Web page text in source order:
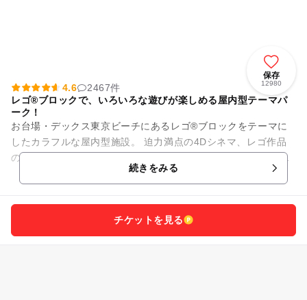
保存
12980
4.6
2467件
レゴ®ブロックで、いろいろな遊びが楽しめる屋内型テーマパ
ーク！
お台場・デックス東京ビーチにあるレゴ®ブロックをテーマに
したカラフルな屋内型施設。 迫力満点の4Dシネマ、レゴ作品
の作り方を教えてくれるレゴ教室などなど、ブロックで遊ん
で、体を動かして、レゴの...続きをみる
チケットを見る